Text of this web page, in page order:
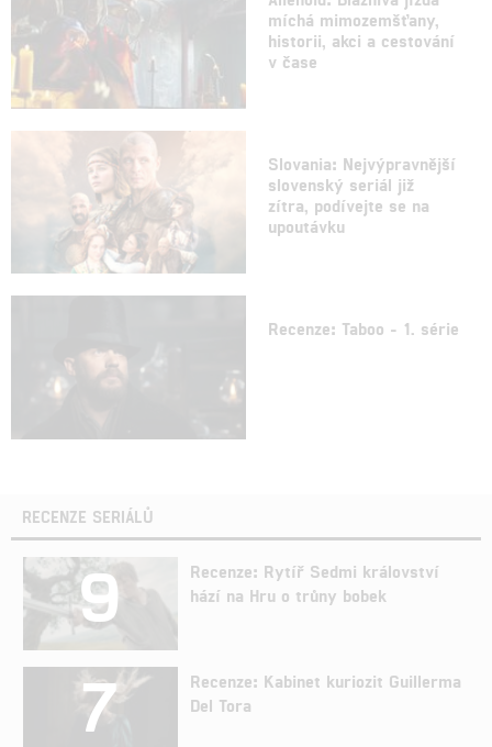
míchá mimozemšťany,
historii, akci a cestování
v čase
Slovania: Nejvýpravnější
slovenský seriál již
zítra, podívejte se na
upoutávku
Recenze: Taboo - 1. série
RECENZE SERIÁLŮ
9
Recenze: Rytíř Sedmi království
hází na Hru o trůny bobek
7
Recenze: Kabinet kuriozit Guillerma
Del Tora